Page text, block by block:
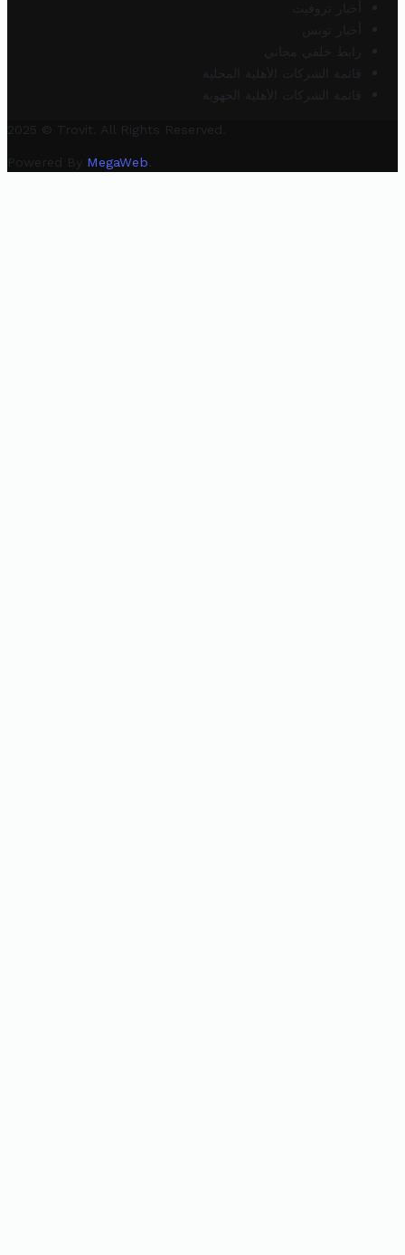
أخبار تروفيت
أخبار تونس
رابط خلفي مجاني
قائمة الشركات الأهلية المحلية
قائمة الشركات الأهلية الجهوية
2025 © Trovit. All Rights Reserved.
Powered By MegaWeb